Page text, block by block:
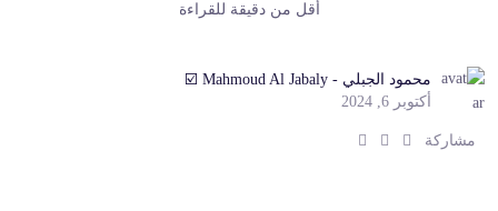
أقل من دقيقة للقراءة
محمود الجبلي - Mahmoud Al Jabaly ☑️
أكتوبر 6, 2024
مشاركة